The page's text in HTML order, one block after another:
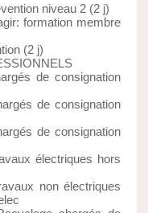
niveau 2 (2 j)
formation membre
(2 j)
de consignation
de consignation
de consignation
électriques hors
non électriques